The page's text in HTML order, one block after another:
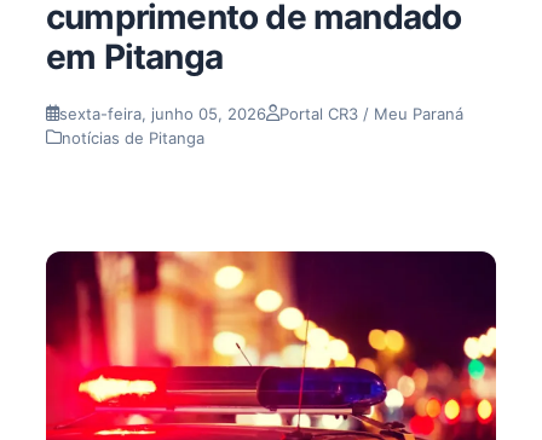
cumprimento de mandado
em Pitanga
sexta-feira, junho 05, 2026
Portal CR3 / Meu Paraná
notícias de Pitanga